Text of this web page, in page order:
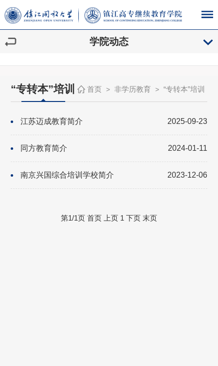
学院动态
“专转本”培训 首页 > 非学历教育 > “专转本”培训
江苏迈成教育简介 2025-09-23
同方教育简介 2024-01-11
南京兴国综合培训学校简介 2023-12-06
第1/1页 首页 上页 1 下页 末页